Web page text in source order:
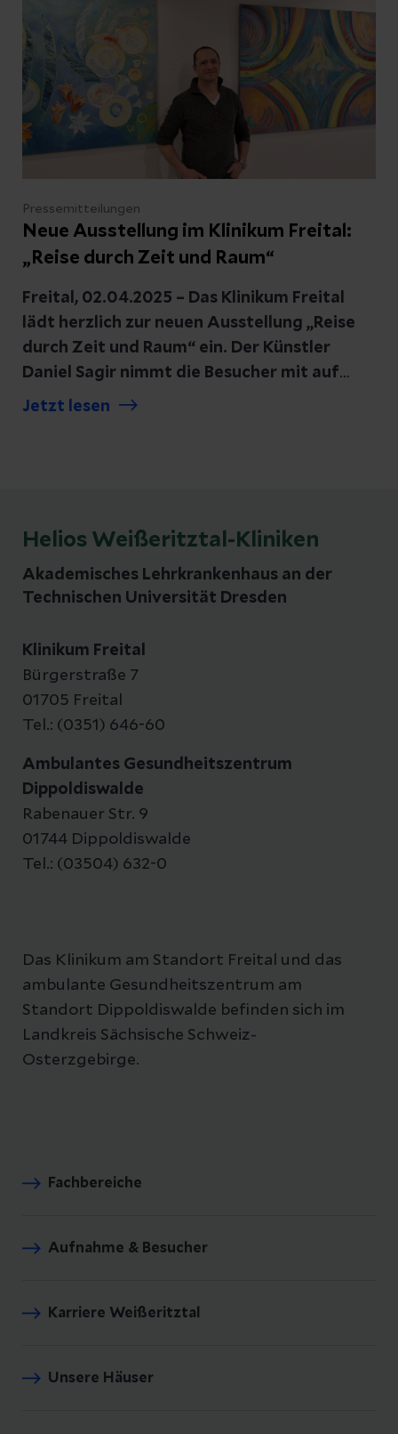
Pressemitteilungen
Neue Ausstellung im Klinikum Freital:
„Reise durch Zeit und Raum“
Freital, 02.04.2025 – Das Klinikum Freital
lädt herzlich zur neuen Ausstellung „Reise
durch Zeit und Raum“ ein. Der Künstler
Daniel Sagir nimmt die Besucher mit auf
eine inspirierende Reise voller Sehnsucht
faszinierenden Perspektiven.
Jetzt lesen
Helios Weißeritztal-Kliniken
Akademisches Lehrkrankenhaus an der
Technischen Universität Dresden
Klinikum Freital
Bürgerstraße 7
01705 Freital
Tel.: (0351) 646-60
Ambulantes Gesundheitszentrum
Dippoldiswalde
Rabenauer Str. 9
01744 Dippoldiswalde
Tel.: (03504) 632-0
Das Klinikum am Standort Freital und das
ambulante Gesundheitszentrum am
Standort Dippoldiswalde befinden sich im
Landkreis Sächsische Schweiz-
Osterzgebirge.
Fachbereiche
Aufnahme & Besucher
Karriere Weißeritztal
Unsere Häuser